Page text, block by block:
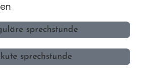
sprechstunde
sprechstunde